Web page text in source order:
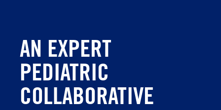
AN EXPERT
PEDIATRIC
COLLABORATIVE